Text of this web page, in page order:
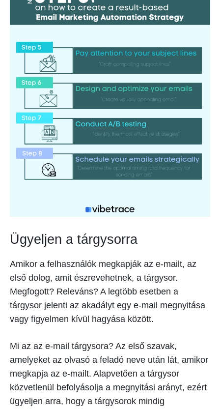
Ügyeljen a tárgysorra
Amikor a felhasználók megkapják az e-mailt, az
első dolog, amit észrevehetnek, a tárgysor.
Megfogott? Releváns? A legtöbb esetben a
tárgysor jelenti az akadályt egy e-mail megnyitása
vagy figyelmen kívül hagyása között.
Mi az az e-mail tárgysora? Az első szavak,
amelyeket az olvasó a feladó neve után lát, amikor
megkapja az e-mailt. Alapvetően a tárgysor
közvetlenül befolyásolja a megnyitási arányt, ezért
ügyeljen arra, hogy a tárgysorok mindig